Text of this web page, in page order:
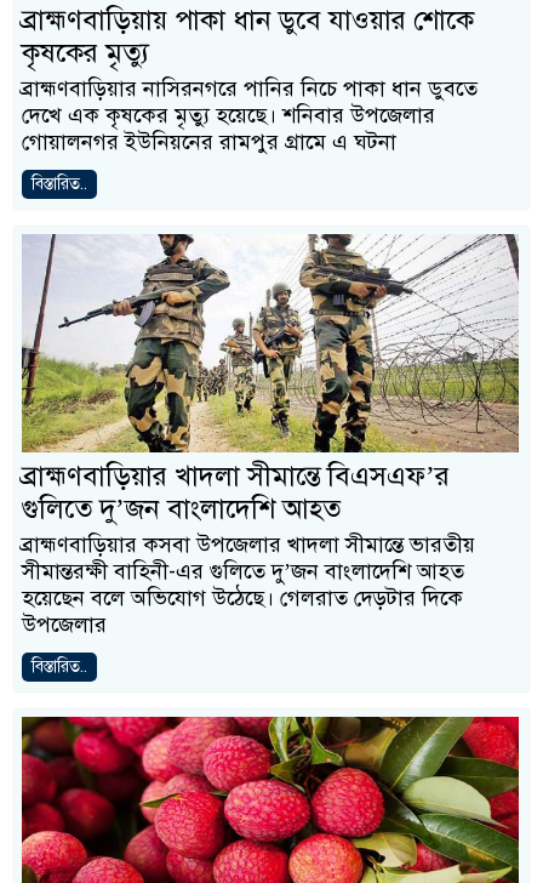
ব্রাহ্মণবাড়িয়ায় পাকা ধান ডুবে যাওয়ার শোকে
কৃষকের মৃত্যু
ব্রাহ্মণবাড়িয়ার নাসিরনগরে পানির নিচে পাকা ধান ডুবতে
দেখে এক কৃষকের মৃত্যু হয়েছে। শনিবার উপজেলার
গোয়ালনগর ইউনিয়নের রামপুর গ্রামে এ ঘটনা
বিস্তারিত..
ব্রাহ্মণবাড়িয়ার খাদলা সীমান্তে বিএসএফ’র
গুলিতে দু’জন বাংলাদেশি আহত
ব্রাহ্মণবাড়িয়ার কসবা উপজেলার খাদলা সীমান্তে ভারতীয়
সীমান্তরক্ষী বাহিনী-এর গুলিতে দু’জন বাংলাদেশি আহত
হয়েছেন বলে অভিযোগ উঠেছে। গেলরাত দেড়টার দিকে
উপজেলার
বিস্তারিত..